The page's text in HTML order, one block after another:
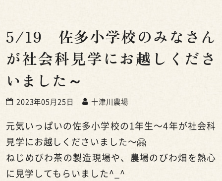
5/19 佐多小学校のみなさん
が社会科見学にお越しくださ
いました～
2023年05月25日 十津川農場
元気いっぱいの佐多小学校の1年生〜4年が社会科
見学にお越しくださいました〜🤗
ねじめびわ茶の製造現場や、農場のびわ畑を熱心
に見学してもらいました^_^